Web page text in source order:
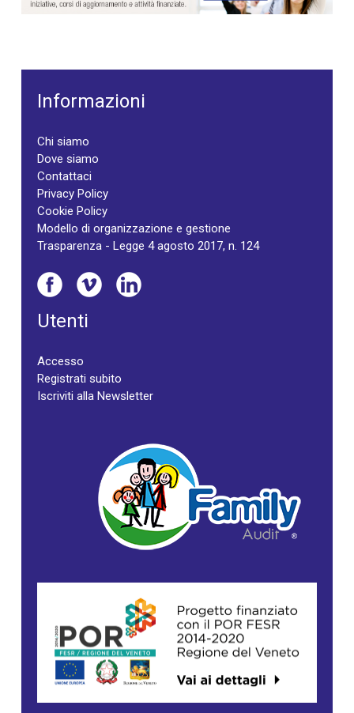
Informazioni
Chi siamo
Dove siamo
Contattaci
Privacy Policy
Cookie Policy
Modello di organizzazione e gestione
Trasparenza - Legge 4 agosto 2017, n. 124
Utenti
Accesso
Registrati subito
Iscriviti alla Newsletter